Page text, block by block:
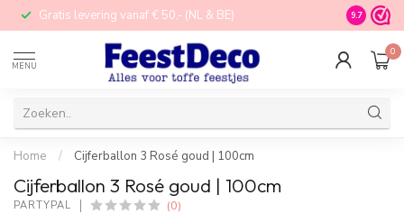
Gratis levering vanaf € 50,- (NL & BE) STORE in
9.7
MENU
0
Home / Cijferballon 3 Rosé goud | 100cm
Cijferballon 3 Rosé goud | 100cm
PARTYPAL (0)